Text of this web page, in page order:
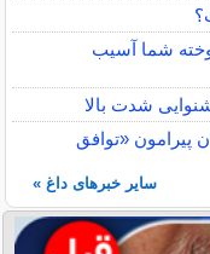
شما آسیب
پیرامون «توافق
سایر خبرهای داغ »